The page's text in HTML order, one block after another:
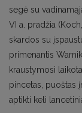
segė su
VI a. pradžia
skardos su
primenantis
kraustymosi
pincetas, puoštas
aptikti keli